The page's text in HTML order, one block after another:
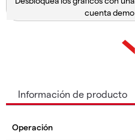
cuenta demo
Información de producto